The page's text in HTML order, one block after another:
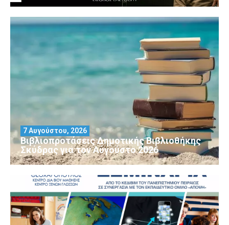
Βιβλιοπροτάσεις Δημοτικής Βιβλιοθήκης
Σκύδρας για τον Αύγούστο 2026
7 Αυγούστου, 2026